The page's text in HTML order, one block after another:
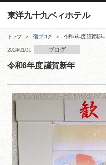
東洋九十九ベィホテル
トップ 宿ブログ 令和6年度 謹賀新年
2024/01/01 ブログ
令和6年度 謹賀新年